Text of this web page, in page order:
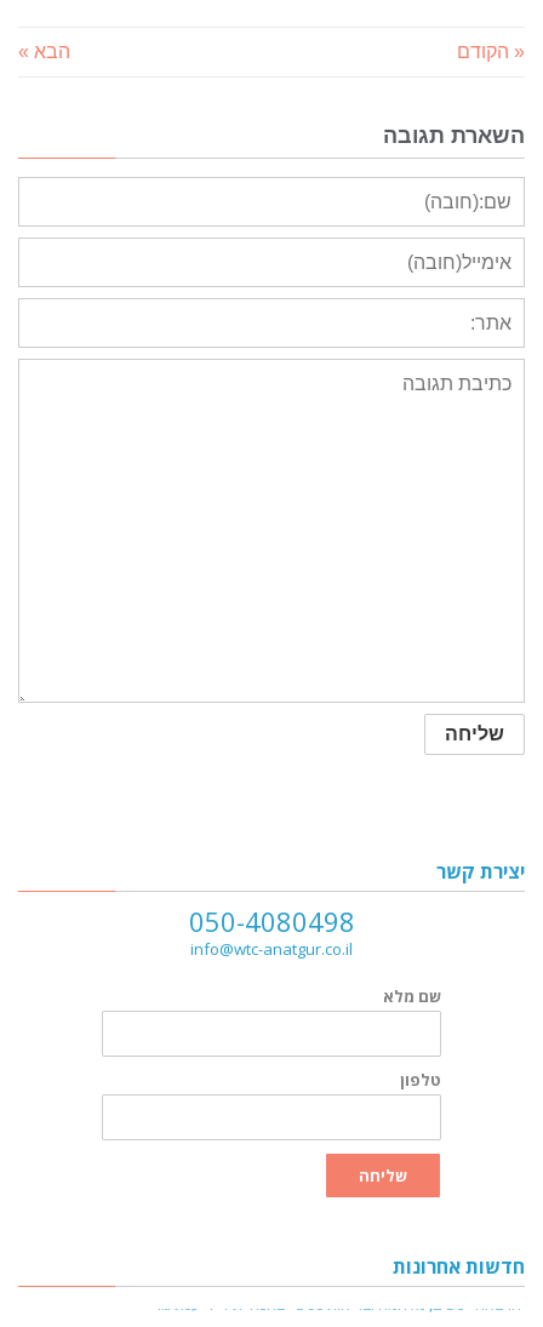
« הקודם הבא »
השארת תגובה
יצירת קשר
050-4080498
info@wtc-anatgur.co.il
שם מלא
טלפון
שליחה
חדשות אחרונות